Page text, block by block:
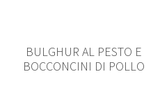
BULGHUR AL PESTO E
BOCCONCINI DI POLLO